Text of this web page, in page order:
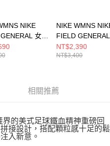
NIKE
女
NIKE WMNS
FIELD
休閒鞋
NT$2,390
NT$3,400
相關推薦
的美式足球鐵血精神重磅回
接設計，搭配顆粒感十足的鬆
入新意。